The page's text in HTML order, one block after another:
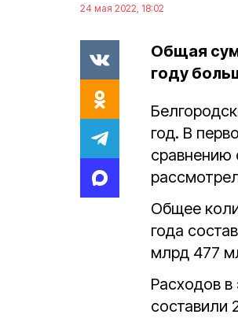
24 мая 2022, 18:02
Общая
году
год. В
сравнению
Общее
года
млрд 477
Расходов в
составили